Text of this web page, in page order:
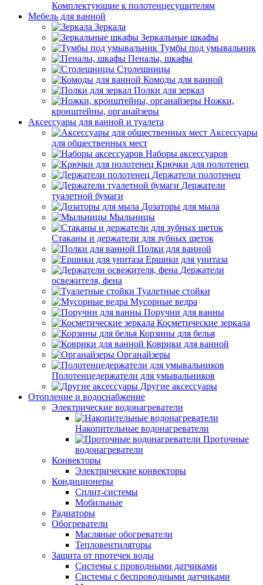
Комплектующие к полотенцесушителям
Мебель для ванной
Зеркала
Зеркальные шкафы
Тумбы под умывальник
Пеналы, шкафы
Столешницы
Комоды для ванной
Полки для зеркал
Ножки,
кронштейны, органайзеры
Аксессуары для ванной и туалета
Аксессуары
для общественных мест
Наборы аксессуаров
Крючки для полотенец
Держатели полотенец
Держатели
туалетной бумаги
Дозаторы для мыла
Мыльницы
Стаканы и держатели для зубных щеток
Полки для ванной
Ершики для унитаза
Держатели
освежителя, фена
Туалетные стойки
Мусорные ведра
Поручни для ванны
Косметические зеркала
Корзины для белья
Коврики для ванной
Органайзеры
Полотенцедержатели для умывальников
Другие аксессуары
Отопление и водоснабжение
Электрические водонагреватели
Накопительные водонагреватели
Проточные
водонагреватели
Конвекторы
Электрические конвекторы
Кондиционеры
Сплит-системы
Мобильные
Радиаторы
Обогреватели
Масляные обогреватели
Тепловентиляторы
Защита от протечек воды
Системы с проводными датчиками
Системы с беспроводными датчиками